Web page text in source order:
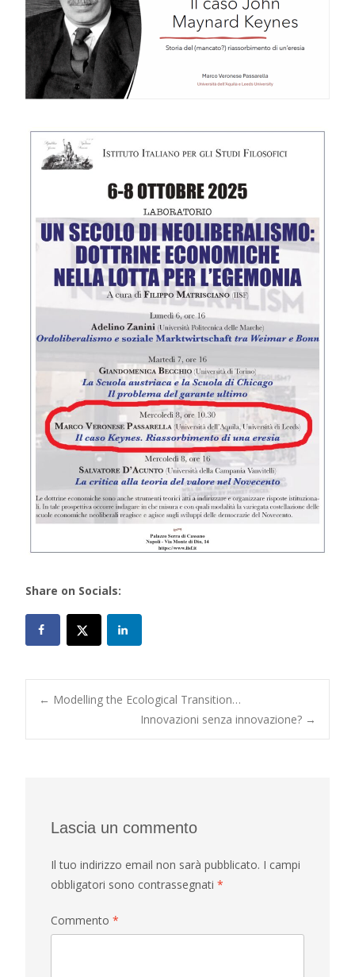
Share on Socials:
Post
← Modelling the Ecological Transition…
Innovazioni senza innovazione? →
Lascia un commento
Il tuo indirizzo email non sarà pubblicato. I campi
obbligatori sono contrassegnati *
Commento *